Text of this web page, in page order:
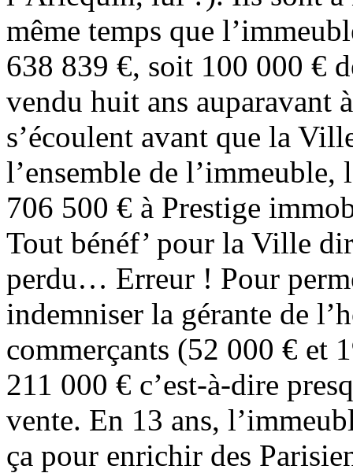
même temps que
638 839 €, soit 100 000 €
vendu huit ans auparavant
s’écoulent avant que la
l’ensemble de l’immeuble,
706 500 € à Prestige
Tout bénéf’ pour la Ville
perdu… Erreur ! Pour
indemniser la gérante de
commerçants (52 000 € et
211 000 € c’est-à-dire
vente. En 13 ans,
ça pour enrichir des